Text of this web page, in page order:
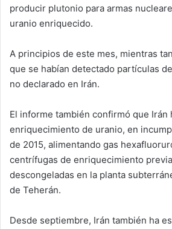
producir plutonio para armas
uranio enriquecido.
A principios de este mes, mientras
que se habían detectado partículas
no declarado en Irán.
El informe también confirmó que Irán
enriquecimiento de uranio, en
de 2015, alimentando gas
centrífugas de enriquecimiento
descongeladas en la planta
de Teherán.
Desde septiembre, Irán también ha